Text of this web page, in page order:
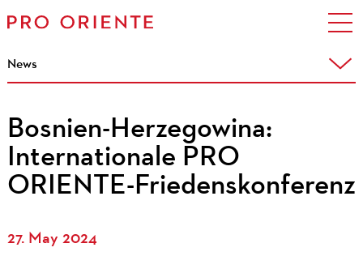
News
Bosnien-Herzegowina:
Internationale PRO
ORIENTE-Friedenskonferenz
27. May 2024